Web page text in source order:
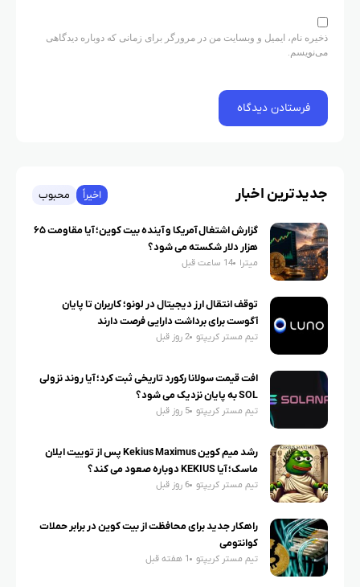
ذخیره نام، ایمیل و وبسایت من در مرورگر برای زمانی که دوباره دیدگاهی
می‌نویسم.
جدیدترین اخبار اخیراً محبوب
گزارش اشتغال آمریکا و آینده بیت کوین؛ آیا مقاومت ۶۵
هزار دلار شکسته می شود؟
میترا 14 ساعت قبل
توقف انتقال ارز دیجیتال در لونو؛ کاربران تا پایان
آگوست برای برداشت دارایی فرصت دارند
تیم مستر کریپتو 2 روز قبل
افت قیمت سولانا رکورد تاریخی ثبت کرد؛ آیا روند نزولی
SOL به پایان نزدیک می شود؟
تیم مستر کریپتو 5 روز قبل
رشد میم کوین Kekius Maximus پس از توییت ایلان
ماسک؛ آیا KEKIUS دوباره صعود می کند؟
تیم مستر کریپتو 6 روز قبل
راهکار جدید برای محافظت از بیت کوین در برابر حملات
کوانتومی
تیم مستر کریپتو 1 هفته قبل